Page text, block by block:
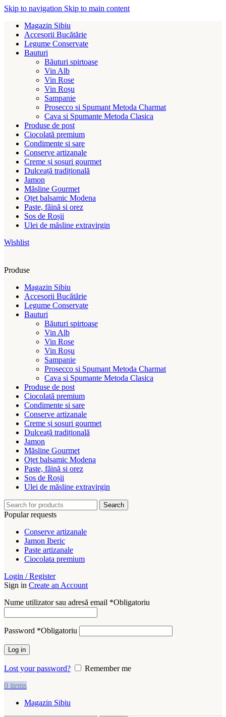
Skip to navigation Skip to main content
Magazin Sibiu
Accesorii Bucătărie
Legume Conservate
Bauturi
Băuturi spirtoase
Vin Alb
Vin Rose
Vin Roșu
Sampanie
Prosecco si Spumant Metoda Charmat
Cava si Spumante Metoda Clasica
Produse de post
Ciocolată premium
Condimente si sare
Conserve artizanale
Creme și sosuri gourmet
Dulceață tradițională
Jamon
Măsline Gourmet
Oțet balsamic Modena
Paste, făină si orez
Sos de Roșii
Ulei de măsline extravirgin
Wishlist
Produse
Magazin Sibiu
Accesorii Bucătărie
Legume Conservate
Bauturi
Băuturi spirtoase
Vin Alb
Vin Rose
Vin Roșu
Sampanie
Prosecco si Spumant Metoda Charmat
Cava si Spumante Metoda Clasica
Produse de post
Ciocolată premium
Condimente si sare
Conserve artizanale
Creme și sosuri gourmet
Dulceață tradițională
Jamon
Măsline Gourmet
Oțet balsamic Modena
Paste, făină si orez
Sos de Roșii
Ulei de măsline extravirgin
Search
Popular requests
Conserve artizanale
Jamon Iberic
Paste artizanale
Ciocolata premium
Login / Register
Sign in Create an Account
Nume utilizator sau adresă email *Obligatoriu
Password *Obligatoriu
Log in
Lost your password?
Remember me
0 items
Magazin Sibiu